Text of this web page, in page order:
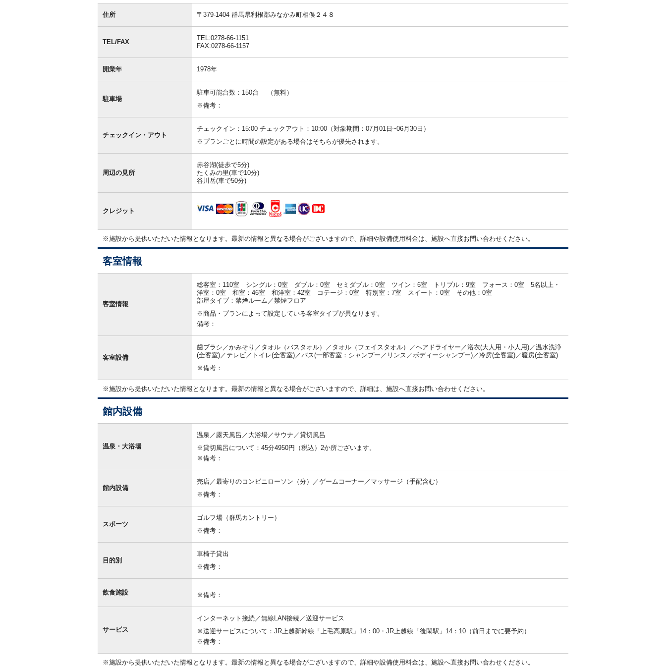
本住所 〒379-1404 群馬県利根郡みなかみ町相俣２４８
TEL/FAX
TEL:0278-66-1151
FAX:0278-66-1157
開業年 1978年
駐車場
駐車可能台数：150台 （無料）
※備考：
チェックイン・アウト
チェックイン：15:00 チェックアウト：10:00（対象期間：07月01日~06月30日）
※プランごとに時間の設定がある場合はそちらが優先されます。
周辺の見所
赤谷湖(徒歩で5分)
たくみの里(車で10分)
谷川岳(車で50分)
クレジット
※施設から提供いただいた情報となります。最新の情報と異なる場合がございますので、詳細や設備使用料金は、施設へ直接お問い合わせください。
客室情報
報
客室情報
総客室：110室 シングル：0室 ダブル：0室 セミダブル：0室 ツイン：6室 トリプル：9室 フォース：0室 5名以上・
洋室：0室 和室：46室 和洋室：42室 コテージ：0室 特別室：7室 スイート：0室 その他：0室
部屋タイプ：禁煙ルーム／禁煙フロア
※商品・プランによって設定している客室タイプが異なります。
備考：
客室設備
歯ブラシ／かみそり／タオル（バスタオル）／タオル（フェイスタオル）／ヘアドライヤー／浴衣(大人用・小人用)／温水洗浄
(全客室)／テレビ／トイレ(全客室)／バス(一部客室：シャンプー／リンス／ボディーシャンプー)／冷房(全客室)／暖房(全客室)
※備考：
※施設から提供いただいた情報となります。最新の情報と異なる場合がございますので、詳細は、施設へ直接お問い合わせください。
館内設備
設
備
温泉・大浴場
温泉／露天風呂／大浴場／サウナ／貸切風呂
※貸切風呂について：45分4950円（税込）2か所ございます。
※備考：
館内設備
売店／最寄りのコンビニローソン（分）／ゲームコーナー／マッサージ（手配含む）
※備考：
スポーツ
ゴルフ場（群馬カントリー）
※備考：
目的別
車椅子貸出
※備考：
飲食施設 ※備考：
サービス
インターネット接続／無線LAN接続／送迎サービス
※送迎サービスについて：JR上越新幹線「上毛高原駅」14：00・JR上越線「後閑駅」14：10（前日までに要予約）
※備考：
※施設から提供いただいた情報となります。最新の情報と異なる場合がございますので、詳細や設備使用料金は、施設へ直接お問い合わせください。